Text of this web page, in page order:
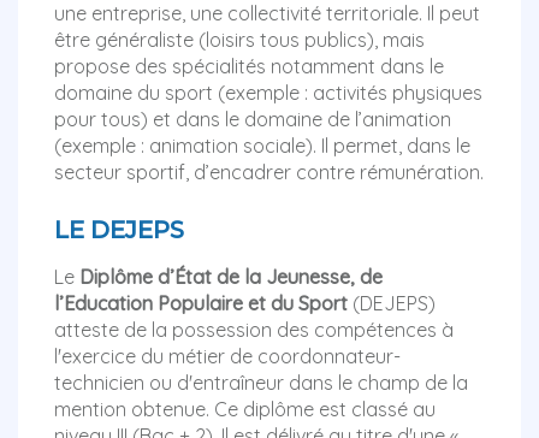
une entreprise, une collectivité territoriale. Il peut
être généraliste (loisirs tous publics), mais
propose des spécialités notamment dans le
domaine du sport (exemple : activités physiques
pour tous) et dans le domaine de l’animation
(exemple : animation sociale). Il permet, dans le
secteur sportif, d’encadrer contre rémunération.
LE DEJEPS
Le Diplôme d’État de la Jeunesse, de
l’Education Populaire et du Sport (DEJEPS)
atteste de la possession des compétences à
l'exercice du métier de coordonnateur-
technicien ou d'entraîneur dans le champ de la
mention obtenue. Ce diplôme est classé au